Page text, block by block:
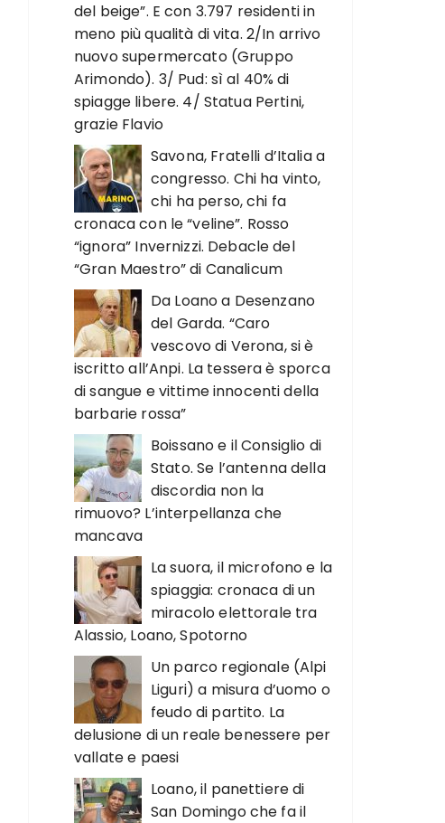
del beige”. E con 3.797 residenti in
meno più qualità di vita. 2/In arrivo
nuovo supermercato (Gruppo
Arimondo). 3/ Pud: sì al 40% di
spiagge libere. 4/ Statua Pertini,
grazie Flavio
Savona, Fratelli d’Italia a
congresso. Chi ha vinto,
chi ha perso, chi fa
cronaca con le “veline”. Rosso
“ignora” Invernizzi. Debacle del
“Gran Maestro” di Canalicum
Da Loano a Desenzano
del Garda. “Caro
vescovo di Verona, si è
iscritto all’Anpi. La tessera è sporca
di sangue e vittime innocenti della
barbarie rossa”
Boissano e il Consiglio di
Stato. Se l’antenna della
discordia non la
rimuovo? L’interpellanza che
mancava
La suora, il microfono e la
spiaggia: cronaca di un
miracolo elettorale tra
Alassio, Loano, Spotorno
Un parco regionale (Alpi
Liguri) a misura d’uomo o
feudo di partito. La
delusione di un reale benessere per
vallate e paesi
Loano, il panettiere di
San Domingo che fa il